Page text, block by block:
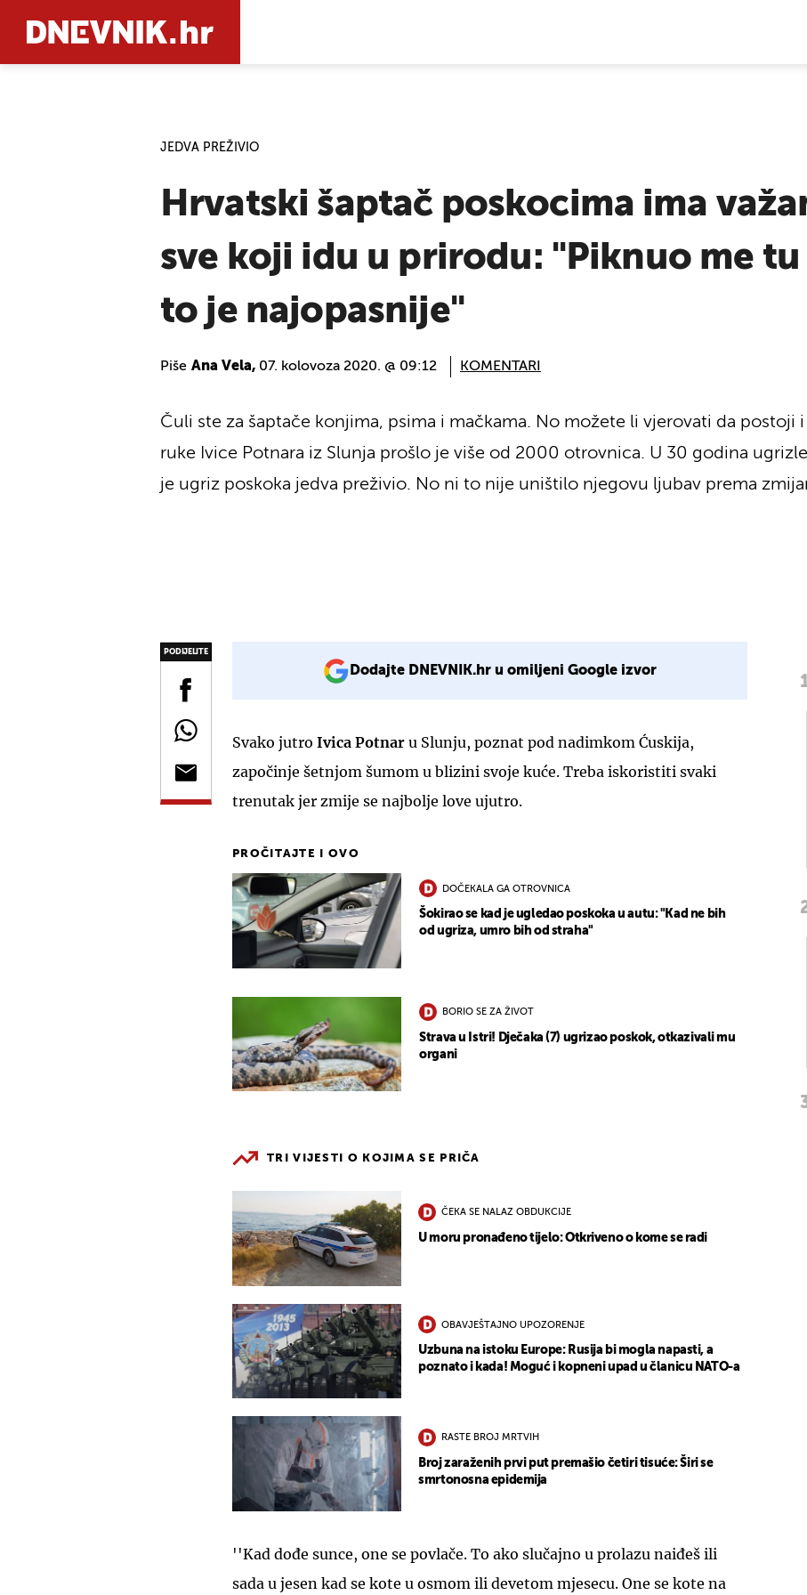
JEDVA PREŽIVIO
Hrvatski šaptač poskocima ima
sve koji idu u prirodu: "Piknuo me
to je najopasnije"
Piše Ana Vela, 07. kolovoza 2020. @ 09:12 KOMENTARI
Čuli ste za šaptače konjima, psima i mačkama. No možete li vjerovati da postoji
ruke Ivice Potnara iz Slunja prošlo je više od 2000 otrovnica. U 30 godina
je ugriz poskoka jedva preživio. No ni to nije uništilo njegovu ljubav prema
PODIJELITE
Dodajte DNEVNIK.hr u omiljeni Google izvor
Svako jutro Ivica Potnar u Slunju, poznat pod nadimkom Ćuskija,
započinje šetnjom šumom u blizini svoje kuće. Treba iskoristiti svaki
trenutak jer zmije se najbolje love ujutro.
PROČITAJTE I OVO
DOČEKALA GA OTROVNICA
Šokirao se kad je ugledao poskoka u autu: "Kad ne bih
od ugriza, umro bih od straha"
BORIO SE ZA ŽIVOT
Strava u Istri! Dječaka (7) ugrizao poskok, otkazivali mu
organi
TRI VIJESTI O KOJIMA SE PRIČA
ČEKA SE NALAZ OBDUKCIJE
U moru pronađeno tijelo: Otkriveno o kome se radi
OBAVJEŠTAJNO UPOZORENJE
Uzbuna na istoku Europe: Rusija bi mogla napasti, a
poznato i kada! Moguć i kopneni upad u članicu NATO-a
RASTE BROJ MRTVIH
Broj zaraženih prvi put premašio četiri tisuće: Širi se
smrtonosna epidemija
''Kad dođe sunce, one se povlače. To ako slučajno u prolazu naiđeš ili
sada u jesen kad se kote u osmom ili devetom mjesecu. One se kote na